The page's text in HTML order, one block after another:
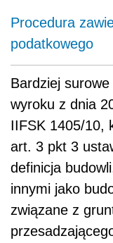
Procedura
podatkowego
Bardziej surowe
wyroku z dnia
IIFSK 1405/10,
art. 3 pkt 3
definicja
innymi jako
związane z